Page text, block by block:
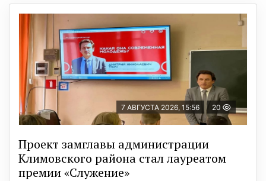
7 АВГУСТА 2026, 15:56 20
Проект замглавы администрации
Климовского района стал лауреатом
премии «Служение»